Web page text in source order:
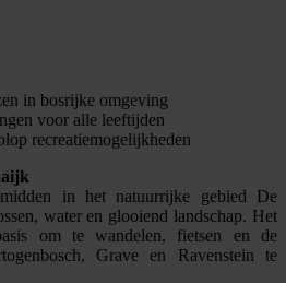
in bosrijke omgeving
voor alle leeftijden
recreatiemogelijkheden
in het natuurrijke gebied De
water en glooiend landschap. Het
om te wandelen, fietsen en de
Grave en Ravenstein te